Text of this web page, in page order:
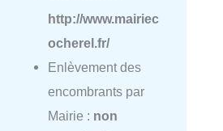
http://www.mairiec
ocherel.fr/
Enlèvement des
encombrants par
Mairie : non